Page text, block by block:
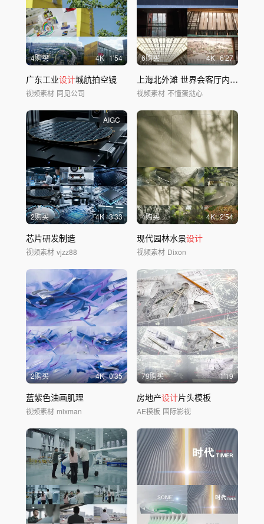
4购买 4K 1'54
广东工业设计城航拍空镜
视频素材 同见公司
6购买 4K 6'27
上海北外滩 世界会客厅内景 4k 视频
视频素材 不懂蛋挞心
AIGC
2购买 4K 3'33
芯片研发制造
视频素材 vjzz88
4购买 4K 2'54
现代园林水景设计
视频素材 Dixon
2购买 4K 0'35
蓝紫色油画肌理
视频素材 mixman
79购买 1'19
房地产设计片头模板
AE模板 国际影视